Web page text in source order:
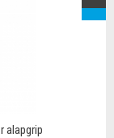
alapgrip